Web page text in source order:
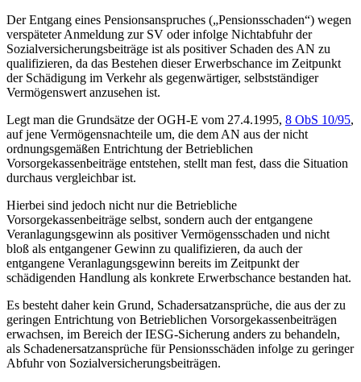
Der Entgang eines Pensionsanspruches („Pensionsschaden“) wegen
verspäteter Anmeldung zur SV oder infolge Nichtabfuhr der
Sozialversicherungsbeiträge ist als positiver Schaden des AN zu
qualifizieren, da das Bestehen dieser Erwerbschance im Zeitpunkt
der Schädigung im Verkehr als gegenwärtiger, selbstständiger
Vermögenswert anzusehen ist.
Legt man die Grundsätze derOGH-E vom 27.4.1995, 8 ObS 10/95,
auf jene Vermögensnachteile um, die dem AN aus der nicht
ordnungsgemäßen Entrichtung der Betrieblichen
Vorsorgekassenbeiträge entstehen, stellt man fest, dass die Situation
durchaus vergleichbar ist.
Hierbei sind jedoch nicht nur die Betriebliche
Vorsorgekassenbeiträge selbst, sondern auch der entgangene
Veranlagungsgewinn als positiver Vermögensschaden und nicht
bloß als entgangener Gewinn zu qualifizieren, da auch der
entgangene Veranlagungsgewinn bereits im Zeitpunkt der
schädigenden Handlung als konkrete Erwerbschance bestanden hat.
Es besteht daher kein Grund, Schadersatzansprüche, die aus der zu
geringen Entrichtung von Betrieblichen Vorsorgekassenbeiträgen
erwachsen, im Bereich der IESG-Sicherung anders zu behandeln,
als Schadenersatzansprüche für Pensionsschäden infolge zu geringer
Abfuhr von Sozialversicherungsbeiträgen.